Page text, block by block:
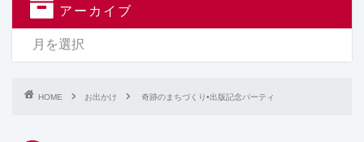
アーカイブ
HOME お出かけ 奇跡のまちづくり•出版記念パーティ